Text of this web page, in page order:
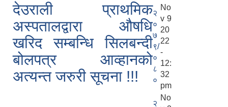
देउराली प्राथमिक
अस्पतालद्वारा औषधि
खरिद सम्बन्धि सिलबन्दी
बोलपत्र आव्हानको
अत्यन्त जरुरी सूचना !!!
२
०
७
९/
०
८
०
No
v 9
20
22
-
12:
32
pm
२
No